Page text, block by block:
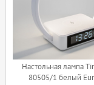
Настольная лампа
80505/1 белый